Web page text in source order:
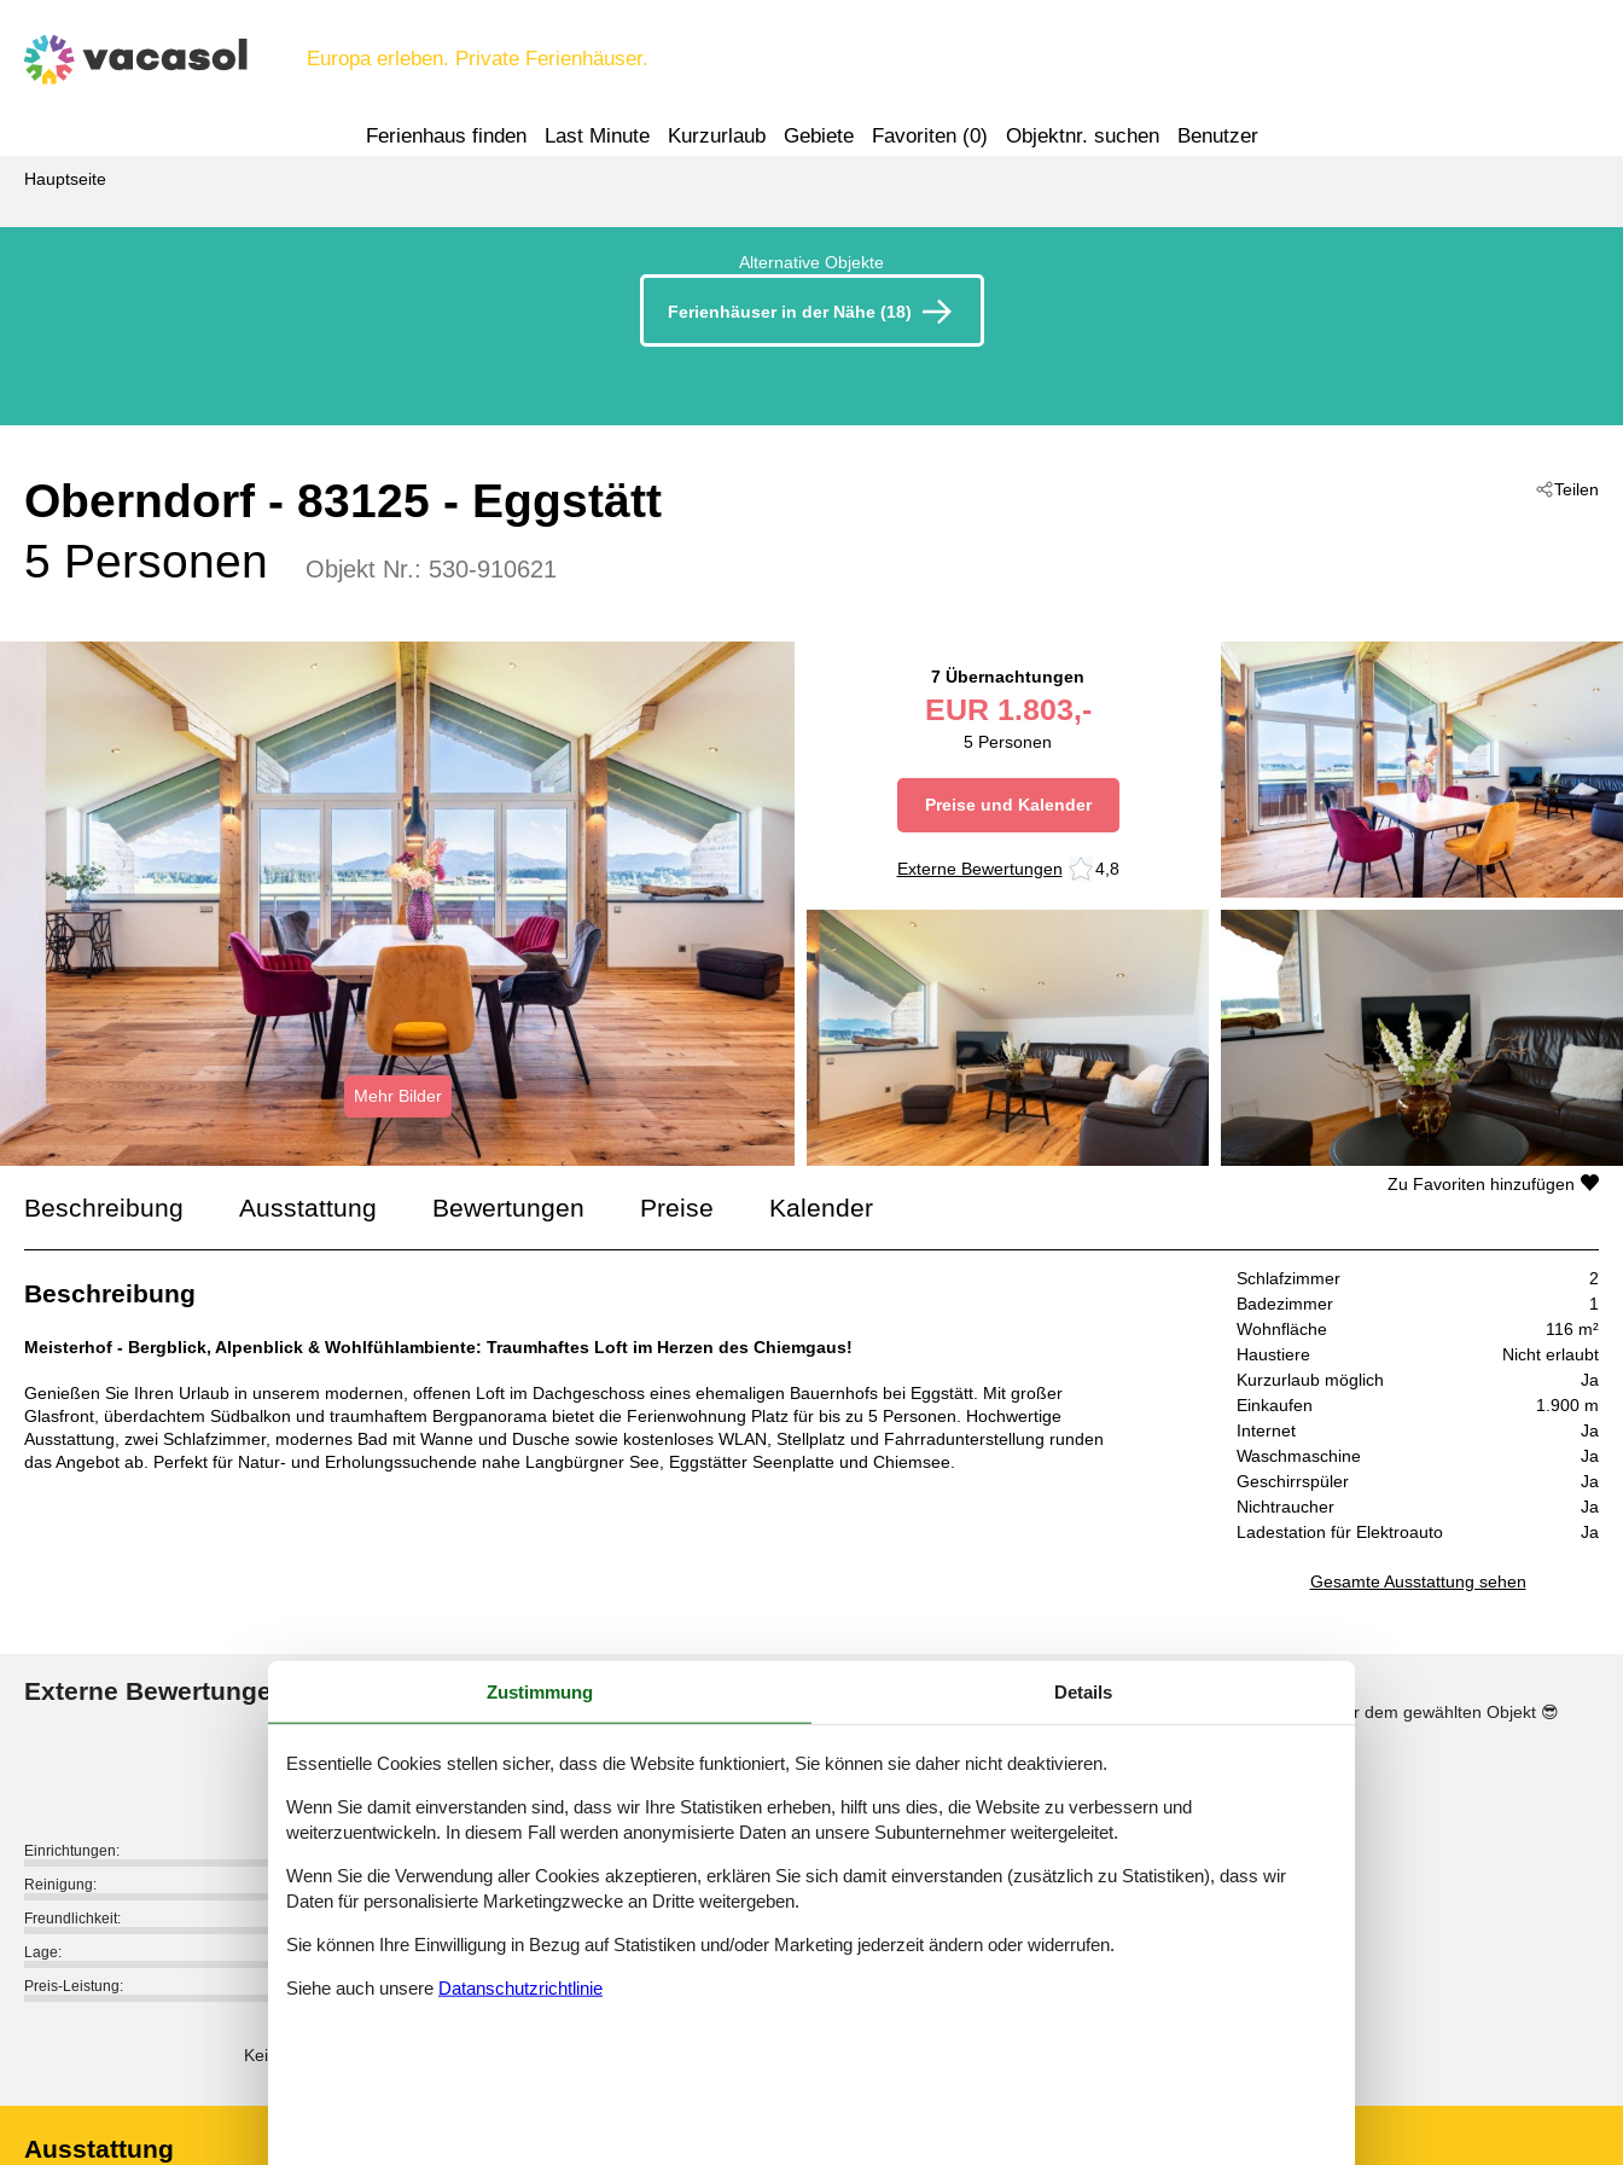
Europa erleben. Private Ferienhäuser.
Ferienhaus finden Last Minute Kurzurlaub Gebiete Favoriten (0) Objektnr. suchen Benutzer
Hauptseite
Alternative Objekte
Ferienhäuser in der Nähe (18)
Teilen
Oberndorf - 83125 - Eggstätt
5 Personen
Objekt Nr.: 530-910621
Mehr Bilder
7 Übernachtungen
EUR 1.803,-
5 Personen
Preise und Kalender
Externe Bewertungen 4,8
Beschreibung Ausstattung Bewertungen Preise Kalender
Schlafzimmer
2
Badezimmer
1
Wohnfläche
116 m²
Haustiere
Nicht erlaubt
Kurzurlaub möglich
Ja
Einkaufen
1.900 m
Internet
Ja
Waschmaschine
Ja
Geschirrspüler
Ja
Nichtraucher
Ja
Ladestation für Elektroauto
Ja
Gesamte Ausstattung sehen
Zu Favoriten hinzufügen
Beschreibung
Meisterhof - Bergblick, Alpenblick & Wohlfühlambiente: Traumhaftes Loft im Herzen des Chiemgaus!
Genießen Sie Ihren Urlaub in unserem modernen, offenen Loft im Dachgeschoss eines ehemaligen Bauernhofs bei Eggstätt. Mit großer
Glasfront, überdachtem Südbalkon und traumhaftem Bergpanorama bietet die Ferienwohnung Platz für bis zu 5 Personen. Hochwertige
Ausstattung, zwei Schlafzimmer, modernes Bad mit Wanne und Dusche sowie kostenloses WLAN, Stellplatz und Fahrradunterstellung runden
das Angebot ab. Perfekt für Natur- und Erholungssuchende nahe Langbürgner See, Eggstätter Seenplatte und Chiemsee.
Externe Bewertungen Unsere GästebewertungenExterne Bewertungen
4,8
Einrichtungen:
Reinigung:
5,0
Freundlichkeit:
Lage:
4,0
Preis-Leistung:
Keine detaillierten externen Bewertungen
Sonnenstand über dem gewählten Objekt 😎
Ausstattung
Zustimmung Details
Essentielle Cookies stellen sicher, dass die Website funktioniert, Sie können sie daher nicht deaktivieren.
Wenn Sie damit einverstanden sind, dass wir Ihre Statistiken erheben, hilft uns dies, die Website zu verbessern und
weiterzuentwickeln. In diesem Fall werden anonymisierte Daten an unsere Subunternehmer weitergeleitet.
Wenn Sie die Verwendung aller Cookies akzeptieren, erklären Sie sich damit einverstanden (zusätzlich zu Statistiken), dass wir
Daten für personalisierte Marketingzwecke an Dritte weitergeben.
Sie können Ihre Einwilligung in Bezug auf Statistiken und/oder Marketing jederzeit ändern oder widerrufen.
Siehe auch unsere Datanschutzrichtlinie